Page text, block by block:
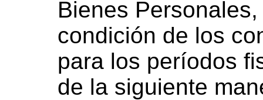
Bienes
condición de los
para los períodos
de la siguiente